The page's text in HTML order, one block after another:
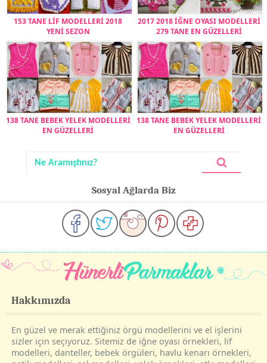
153 TANE LİF MODELLERİ 2018
YENİ SEZON
2017 2018 İĞNE OYASI MODELLERİ
279 TANE EN GÜZELLERİ
138 TANE BEBEK YELEK MODELLERİ
EN GÜZELLERİ
138 TANE BEBEK YELEK MODELLERİ
EN GÜZELLERİ
Sosyal Ağlarda Biz
Hakkımızda
En güzel ve merak ettiğiniz örgü modellerini ve el işlerini
sizler için seçiyoruz. Sitemiz de iğne oyası örnekleri, lif
modelleri, danteller, bebek örgüleri, havlu kenarı örnekleri,